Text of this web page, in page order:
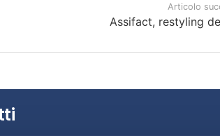
Articolo
Assifact, restyling